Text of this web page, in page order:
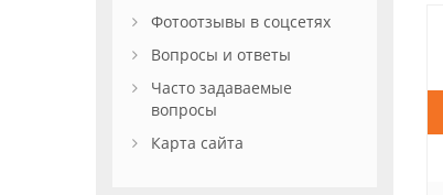
Фотоотзывы в соцсетях
Вопросы и ответы
Часто задаваемые
вопросы
Карта сайта